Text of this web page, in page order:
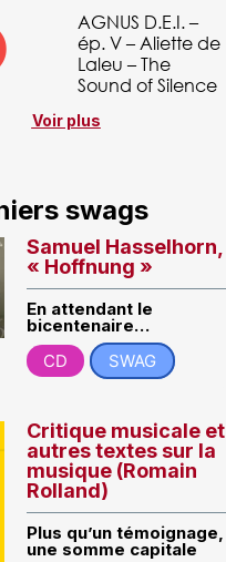
AGNUS D.E.I. –
ép. V – Aliette de
Laleu – The
Sound of Silence
Voir plus
swags
Samuel Hasselhorn,
« Hoffnung »
En attendant le
bicentenaire…
CD
SWAG
Critique musicale et
autres textes sur la
musique (Romain
Rolland)
Plus qu’un témoignage,
une somme capitale